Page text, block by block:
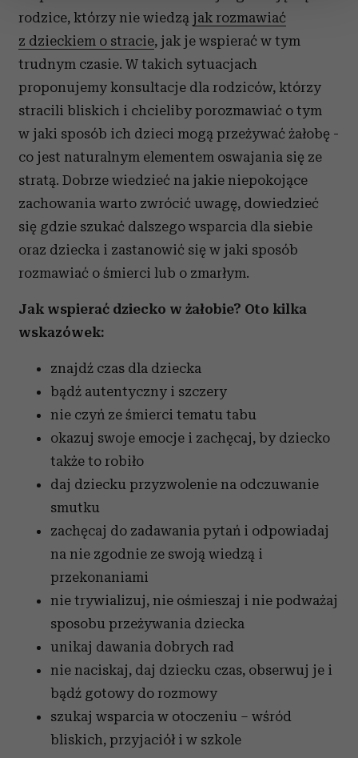
zmienić lub wycofać swoją zgodę w dowolnej chwili.
Wykorzystujemy pliki cookie do spersonalizowania treści
i reklam, aby oferować funkcje społecznościowe i
analizować ruch w naszej witrynie. Informacje o tym, jak
korzystasz z naszej witryny, udostępniamy partnerom
Partnerzy mogą połączyć te informacje z innymi danymi
otrzymanymi od Ciebie lub uzyskanymi podczas
korzystania z ich usług.
rodzice, którzy nie wiedzą jak rozmawiać
z dzieckiem o stracie, jak je wspierać w tym
trudnym czasie. W takich sytuacjach
proponujemy konsultacje dla rodziców, którzy
stracili bliskich i chcieliby porozmawiać o tym
w jaki sposób ich dzieci mogą przeżywać żałobę -
co jest naturalnym elementem oswajania się ze
stratą. Dobrze wiedzieć na jakie niepokojące
zachowania warto zwrócić uwagę, dowiedzieć
się gdzie szukać dalszego wsparcia dla siebie
oraz dziecka i zastanowić się w jaki sposób
rozmawiać o śmierci lub o zmarłym.
Jak wspierać dziecko w żałobie? Oto kilka
wskazówek:
znajdź czas dla dziecka
bądź autentyczny i szczery
nie czyń ze śmierci tematu tabu
okazuj swoje emocje i zachęcaj, by dziecko
także to robiło
daj dziecku przyzwolenie na odczuwanie
smutku
zachęcaj do zadawania pytań i odpowiadaj
na nie zgodnie ze swoją wiedzą i
przekonaniami
nie trywializuj, nie ośmieszaj i nie podważaj
sposobu przeżywania dziecka
unikaj dawania dobrych rad
nie naciskaj, daj dziecku czas, obserwuj je i
bądź gotowy do rozmowy
szukaj wsparcia w otoczeniu – wśród
bliskich, przyjaciół i w szkole